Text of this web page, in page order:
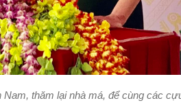
thăm lại nhà má, để cùng các